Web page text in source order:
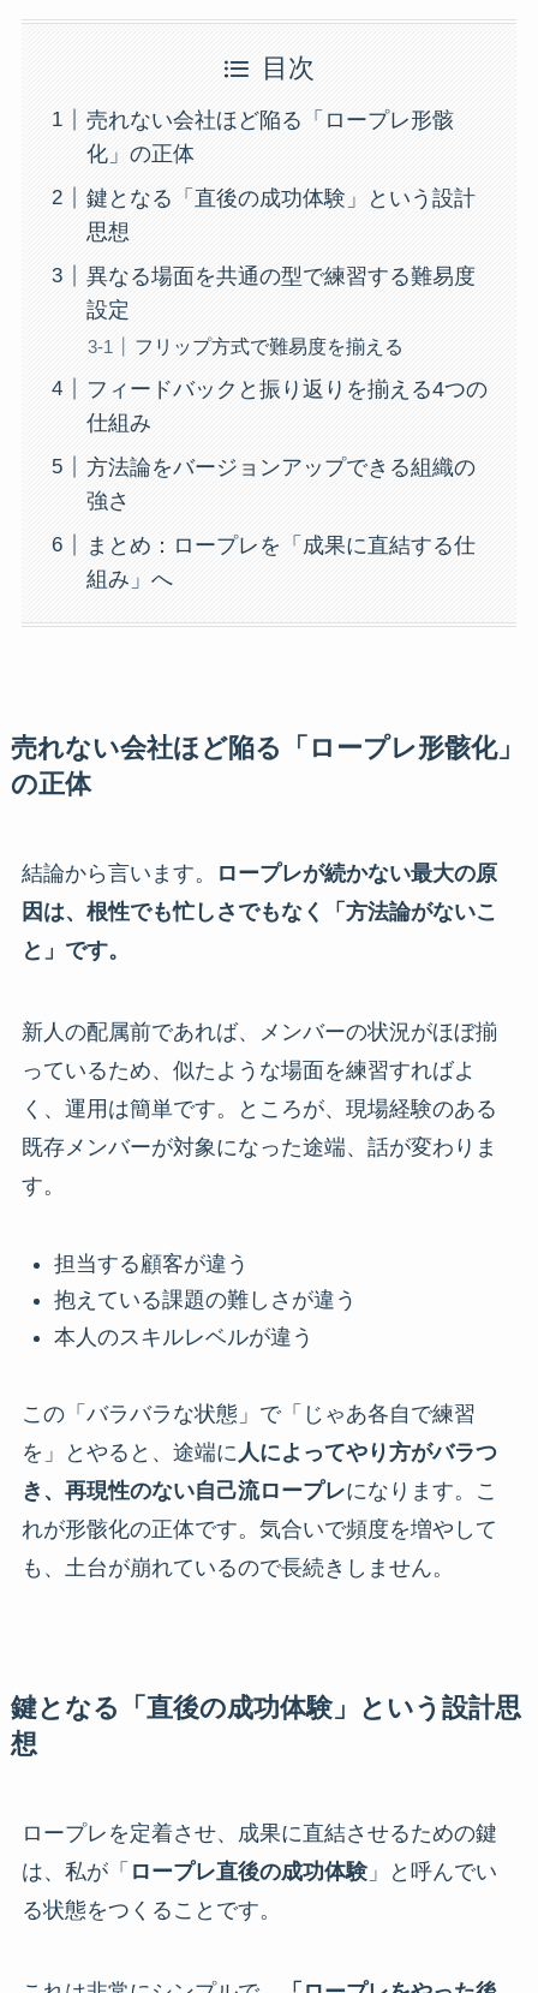
目次
売れない会社ほど陥る「ロープレ形骸
化」の正体
鍵となる「直後の成功体験」という設計
思想
異なる場面を共通の型で練習する難易度
設定
フリップ方式で難易度を揃える
フィードバックと振り返りを揃える4つの
仕組み
方法論をバージョンアップできる組織の
強さ
まとめ：ロープレを「成果に直結する仕
組み」へ
売れない会社ほど陥る「ロープレ形骸化」
の正体
結論から言います。
ロープレが続かない最大の原
因は、根性でも忙しさでもなく「方法論がないこ
と」です。
新人の配属前であれば、メンバーの状況がほぼ揃
っているため、似たような場面を練習すればよ
く、運用は簡単です。ところが、現場経験のある
既存メンバーが対象になった途端、話が変わりま
す。
担当する顧客が違う
抱えている課題の難しさが違う
本人のスキルレベルが違う
この「バラバラな状態」で「じゃあ各自で練習
を」とやると、途端に人によってやり方がバラつ
き、再現性のない自己流ロープレになります。こ
れが形骸化の正体です。気合いで頻度を増やして
も、土台が崩れているので長続きしません。
鍵となる「直後の成功体験」という設計思
想
ロープレを定着させ、成果に直結させるための鍵
は、私が「 ロープレ直後の成功体験」と呼んでい
る状態をつくることです。